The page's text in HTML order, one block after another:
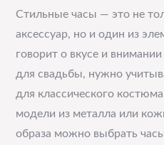
Стильные часы — это не
аксессуар, но и один из
говорит о вкусе и
для свадьбы, нужно
для классического
модели из металла или
образа можно выбрать